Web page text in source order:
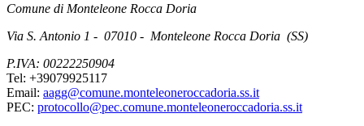
Comune di Monteleone Rocca Doria
Via S. Antonio 1 - 07010 - Monteleone Rocca Doria (SS)
P.IVA: 00222250904
Tel: +39079925117
Email: aagg@comune.monteleoneroccadoria.ss.it
PEC: protocollo@pec.comune.monteleoneroccadoria.ss.it